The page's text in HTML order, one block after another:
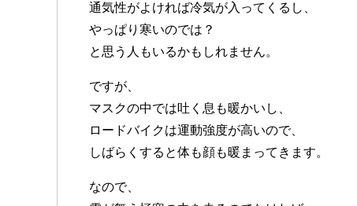
通気性がよければ冷気が入ってくるし、
やっぱり寒いのでは？
と思う人もいるかもしれません。
ですが、
マスクの中では吐く息も暖かいし、
ロードバイクは運動強度が高いので、
しばらくすると体も顔も暖まってきます。
なので、